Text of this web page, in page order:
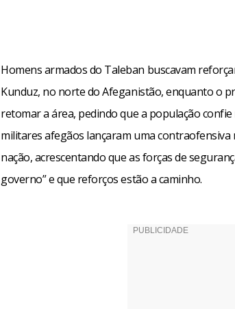
Homens armados do Taleban buscavam
Kunduz, no norte do Afeganistão, enquanto o
retomar a área, pedindo que a população
militares afegãos lançaram uma contraofensiva
nação, acrescentando que as forças de
governo” e que reforços estão a caminho.